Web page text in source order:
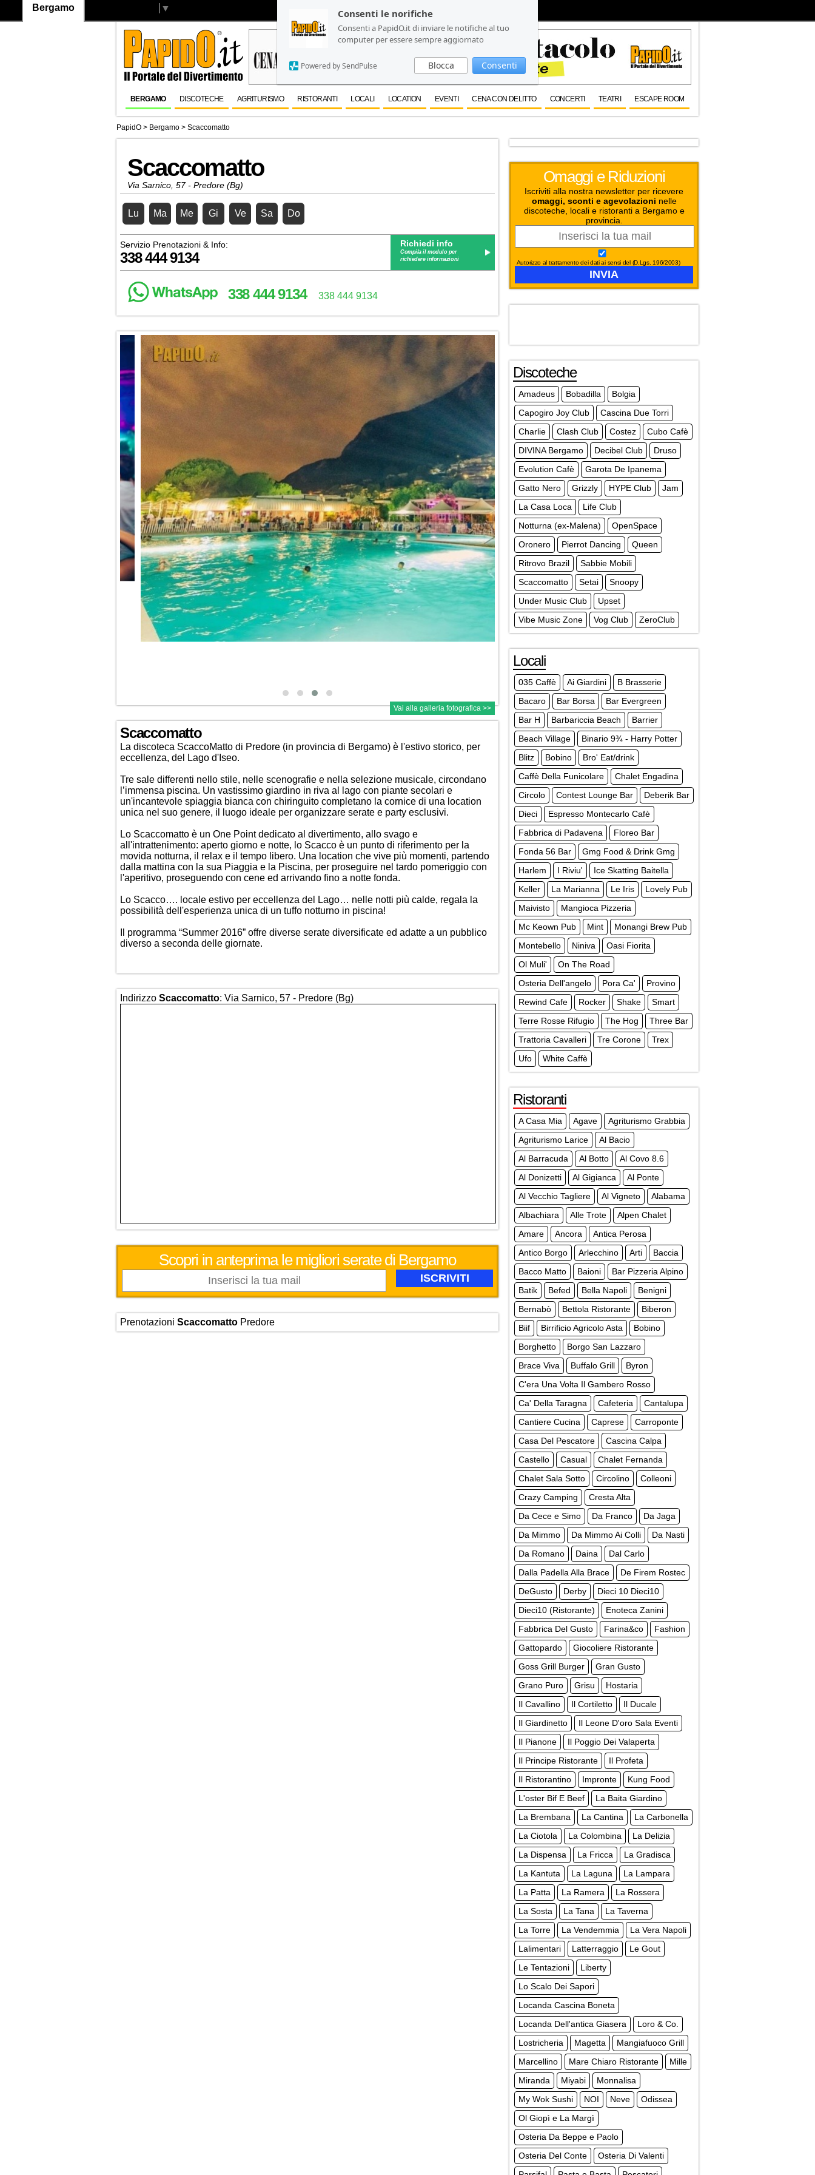
Consenti le norifiche
Consenti a PapidO.it di inviare le notifiche al tuo
computer per essere sempre aggiornato
Blocca Consenti
Powered by SendPulse
Consenti le norifiche
Consenti a PapidO.it di inviare le notifiche al tuo
computer per essere sempre aggiornato
Blocca Consenti
Powered by SendPulse
Bergamo ▼
BERGAMO DISCOTECHE AGRITURISMO RISTORANTI LOCALI LOCATION EVENTI CENA CON DELITTO CONCERTI TEATRI ESCAPE ROOM
PapidO > Bergamo > Scaccomatto
Scaccomatto
Via Sarnico, 57 - Predore (Bg)
Lu Ma Me Gi Ve Sa Do
Servizio Prenotazioni & Info:
338 444 9134
Richiedi info
Compila il modulo per
richiedere informazioni
338 444 9134 338 444 9134
Vai alla galleria fotografica >>
Scaccomatto
La discoteca ScaccoMatto di Predore (in provincia di Bergamo) è l'estivo storico, per
eccellenza, del Lago d'Iseo.
Tre sale differenti nello stile, nelle scenografie e nella selezione musicale, circondano
l’immensa piscina. Un vastissimo giardino in riva al lago con piante secolari e
un'incantevole spiaggia bianca con chiringuito completano la cornice di una location
unica nel suo genere, il luogo ideale per organizzare serate e party esclusivi.
Lo Scaccomatto è un One Point dedicato al divertimento, allo svago e
all'intrattenimento: aperto giorno e notte, lo Scacco è un punto di riferimento per la
movida notturna, il relax e il tempo libero. Una location che vive più momenti, partendo
dalla mattina con la sua Piaggia e la Piscina, per proseguire nel tardo pomeriggio con
l'aperitivo, proseguendo con cene ed arrivando fino a notte fonda.
Lo Scacco…. locale estivo per eccellenza del Lago… nelle notti più calde, regala la
possibilità dell'esperienza unica di un tuffo notturno in piscina!
Il programma “Summer 2016” offre diverse serate diversificate ed adatte a un pubblico
diverso a seconda delle giornate.
Indirizzo Scaccomatto: Via Sarnico, 57 - Predore (Bg)
Scopri in anteprima le migliori serate di Bergamo
Prenotazioni Scaccomatto Predore
Omaggi e Riduzioni
Iscriviti alla nostra newsletter per ricevere
omaggi, sconti e agevolazioni nelle
discoteche, locali e ristoranti a Bergamo e
provincia.
Autorizzo al trattamento dei dati ai sensi del (D.Lgs. 196/2003)
Discoteche
Amadeus Bobadilla
Bolgia
Capogiro Joy Club
Cascina Due Torri
Charlie
Clash Club Costez
Cubo Cafè
DIVINA Bergamo
Decibel Club
Druso
Evolution Cafè
Garota De Ipanema
Gatto Nero
Grizzly HYPE Club
Jam
La Casa Loca
Life Club
Notturna (ex-Malena)
OpenSpace
Oronero
Pierrot Dancing
Queen
Ritrovo Brazil
Sabbie Mobili
Scaccomatto
Setai
Snoopy
Under Music Club
Upset
Vibe Music Zone
Vog Club ZeroClub
Locali
035 Caffè Ai Giardini
B Brasserie
Bacaro
Bar Borsa
Bar Evergreen
Bar H
Barbariccia Beach
Barrier
Beach Village
Binario 9¾ - Harry Potter
Blitz
Bobino
Bro' Eat/drink
Caffè Della Funicolare
Chalet Engadina
Circolo
Contest Lounge Bar
Deberik Bar
Dieci
Espresso Montecarlo Cafè
Fabbrica di Padavena
Floreo Bar
Fonda 56 Bar
Gmg Food & Drink Gmg
Harlem
I Riviu'
Ice Skatting Baitella
Keller
La Marianna Le Iris
Lovely Pub
Maivisto
Mangioca Pizzeria
Mc Keown Pub
Mint
Monangi Brew Pub
Montebello
Niniva
Oasi Fiorita
Ol Muli'
On The Road
Osteria Dell'angelo
Pora Ca'
Provino
Rewind Cafe
Rocker Shake
Smart
Terre Rosse Rifugio
The Hog
Three Bar
Trattoria Cavalleri
Tre Corone
Trex
Ufo
White Caffè
Ristoranti
A Casa Mia Agave
Agriturismo Grabbia
Agriturismo Larice
Al Bacio
Al Barracuda
Al Botto
Al Covo 8.6
Al Donizetti
Al Gigianca
Al Ponte
Al Vecchio Tagliere
Al Vigneto
Alabama
Albachiara
Alle Trote
Alpen Chalet
Amare
Ancora
Antica Perosa
Antico Borgo
Arlecchino Arti
Baccia
Bacco Matto
Baioni
Bar Pizzeria Alpino
Batik
Befed Bella Napoli
Benigni
Bernabò
Bettola Ristorante
Biberon
Biif
Birrificio Agricolo Asta
Bobino
Borghetto
Borgo San Lazzaro
Brace Viva
Buffalo Grill
Byron
C'era Una Volta Il Gambero Rosso
Ca' Della Taragna
Cafeteria
Cantalupa
Cantiere Cucina
Caprese
Carroponte
Casa Del Pescatore
Cascina Calpa
Castello
Casual
Chalet Fernanda
Chalet Sala Sotto
Circolino
Colleoni
Crazy Camping
Cresta Alta
Da Cece e Simo
Da Franco
Da Jaga
Da Mimmo
Da Mimmo Ai Colli
Da Nasti
Da Romano
Daina
Dal Carlo
Dalla Padella Alla Brace
De Firem Rostec
DeGusto
Derby
Dieci 10 Dieci10
Dieci10 (Ristorante)
Enoteca Zanini
Fabbrica Del Gusto
Farina&co
Fashion
Gattopardo
Giocoliere Ristorante
Goss Grill Burger
Gran Gusto
Grano Puro
Grisu
Hostaria
Il Cavallino
Il Cortiletto
Il Ducale
Il Giardinetto
Il Leone D'oro Sala Eventi
Il Pianone
Il Poggio Dei Valaperta
Il Principe Ristorante
Il Profeta
Il Ristorantino
Impronte
Kung Food
L'oster Bif E Beef
La Baita Giardino
La Brembana
La Cantina
La Carbonella
La Ciotola
La Colombina
La Delizia
La Dispensa
La Fricca
La Gradisca
La Kantuta
La Laguna
La Lampara
La Patta
La Ramera
La Rossera
La Sosta
La Tana
La Taverna
La Torre
La Vendemmia
La Vera Napoli
Lalimentari
Latterraggio
Le Gout
Le Tentazioni
Liberty
Lo Scalo Dei Sapori
Locanda Cascina Boneta
Locanda Dell'antica Giasera
Loro & Co.
Lostricheria
Magetta
Mangiafuoco Grill
Marcellino
Mare Chiaro Ristorante
Mille
Miranda
Miyabi
Monnalisa
My Wok Sushi
NOI Neve
Odissea
Ol Giopì e La Margì
Osteria Da Beppe e Paolo
Osteria Del Conte
Osteria Di Valenti